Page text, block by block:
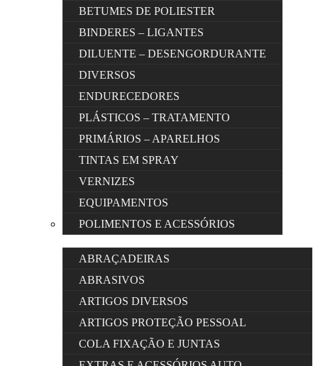
BETUMES DE POLIESTER
BINDERES – LIGANTES
DILUENTE – DESENGORDURANTE
DIVERSOS
ENDURECEDORES
PLÁSTICOS – TRATAMENTO
PRIMÁRIOS – APARELHOS
TINTAS EM SPRAY
VERNIZES
EQUIPAMENTOS
POLIMENTOS E ACESSÓRIOS
ABRAÇADEIRAS
ABRASIVOS
ARTIGOS DIVERSOS
ARTIGOS PROTEÇÃO PESSOAL
COLA FIXAÇÃO E JUNTAS